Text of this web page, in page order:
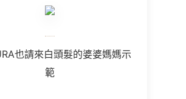
也請來白頭髮的婆婆媽媽示
範